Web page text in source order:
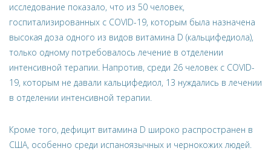
исследование показало, что из 50 человек,
госпитализированных с COVID-19, которым была назначена
высокая доза одного из видов витамина D (кальцифедиола),
только одному потребовалось лечение в отделении
интенсивной терапии. Напротив, среди 26 человек с COVID-
19, которым не давали кальцифедиол, 13 нуждались в лечении
в отделении интенсивной терапии.
Кроме того, дефицит витамина D широко распространен в
США, особенно среди испаноязычных и чернокожих людей.